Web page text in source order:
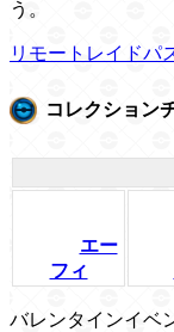
う。
リモートレイドパ
コレクション
エー
フィ
バレンタインイベ